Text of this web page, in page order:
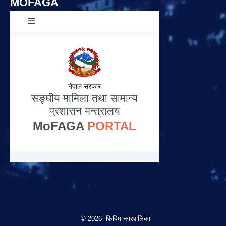
© 2026 फिदिम नगरपालिका